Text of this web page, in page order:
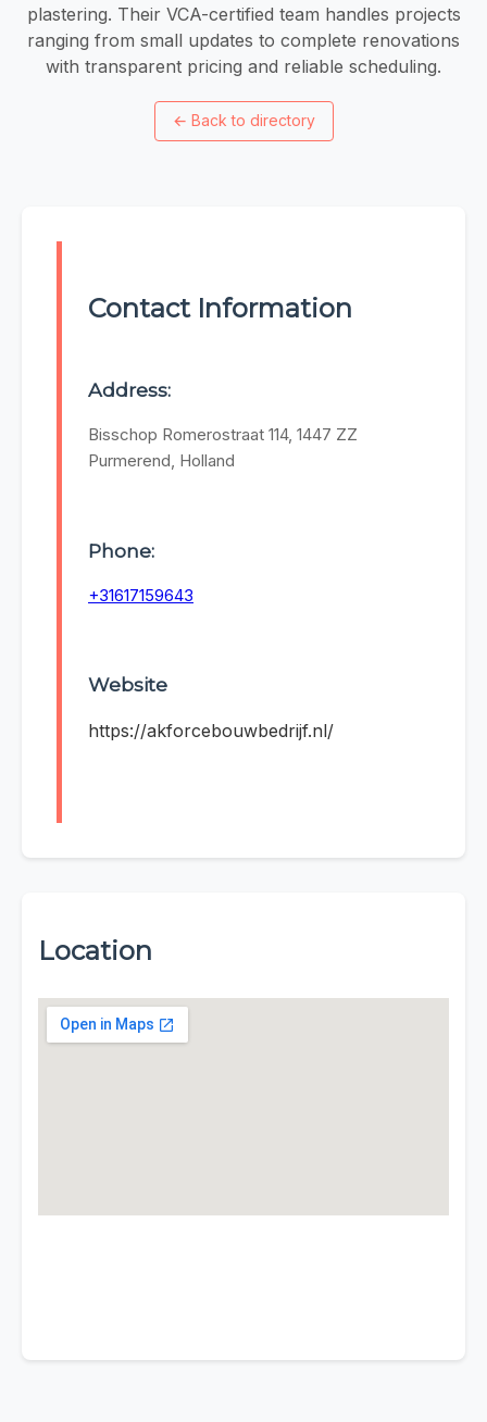
plastering. Their VCA-certified team handles projects
ranging from small updates to complete renovations
with transparent pricing and reliable scheduling.
← Back to directory
Contact Information
Address:
Bisschop Romerostraat 114, 1447 ZZ
Purmerend, Holland
Phone:
+31617159643
Website
https://akforcebouwbedrijf.nl/
Location